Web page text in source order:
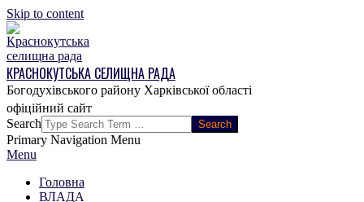
Skip to content
КРАСНОКУТСЬКА СЕЛИЩНА РАДА
Богодухівського району Харківської області
Search
Primary Navigation Menu
Menu
Головна
ВЛАДА